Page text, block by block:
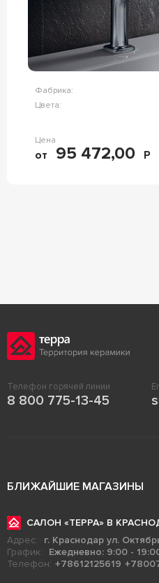
Фабрика:
Цвета:
Цена
от 95 472,00 Р
Телефон горячей линии
8 800 775-13-45
БЛИЖАЙШИЕ МАГАЗИНЫ
САЛОН «ТЕРРА» В
Адрес:
г. Краснодар ул.
График:
Ежедневно: 9:00 -
Телефон: +78612125619